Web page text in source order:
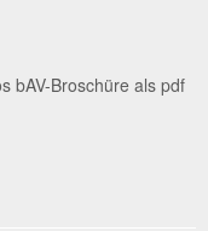
bAV-Bro­schü­re als pdf